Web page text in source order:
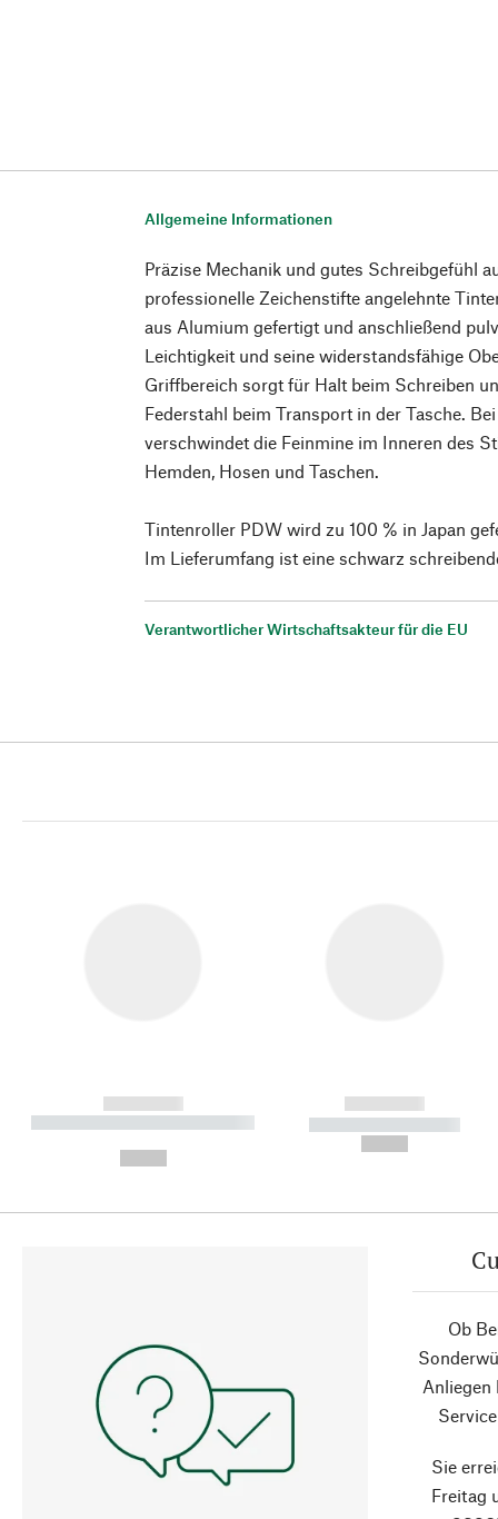
Allgemeine Informationen
Präzise Mechanik und gutes Schreibgefühl
professionelle Zeichenstifte angelehnte
aus Alumium gefertigt und anschließend
Leichtigkeit und seine widerstandsfähige
Griffbereich sorgt für Halt beim Schreiben
Federstahl beim Transport in der Tasche.
verschwindet die Feinmine im Inneren des
Hemden, Hosen und Taschen.
Tintenroller PDW wird zu 100 % in Japan
Im Lieferumfang ist eine schwarz
Verantwortlicher Wirtschaftsakteur für die EU
------------
----------- ----------- ----------
------------
----------- -----------
Ob
Anliegen
Sie
Freitag